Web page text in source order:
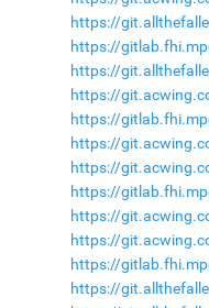
https://
https://
https://
https://
https://
https://
https://
https://
https://
https://
https://
https://